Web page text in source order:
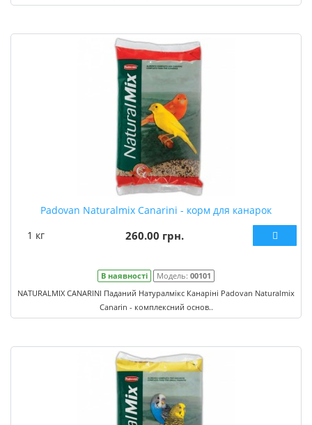
Padovan Naturalmix Canarini - корм для канарок
1 кг
260.00 грн.
В наявності Модель: 00101
NATURALMIX CANARINI Паданий Натуралмікс Канаріні Padovan Naturalmix
Canarin - комплексний основ..